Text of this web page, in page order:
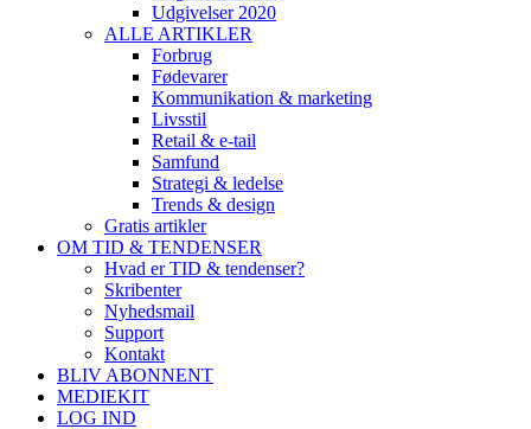
Udgivelser 2020
ALLE ARTIKLER
Forbrug
Fødevarer
Kommunikation & marketing
Livsstil
Retail & e-tail
Samfund
Strategi & ledelse
Trends & design
Gratis artikler
OM TID & TENDENSER
Hvad er TID & tendenser?
Skribenter
Nyhedsmail
Support
Kontakt
BLIV ABONNENT
MEDIEKIT
LOG IND